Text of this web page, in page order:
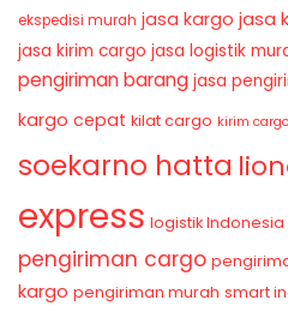
ekspedisi murah jasa kargo jasa
jasa kirim cargo jasa logistik
pengiriman barang jasa
kargo cepat kilat cargo kirim cargo
soekarno hatta
express logistik Indonesia
pengiriman cargo
kargo pengiriman murah smart